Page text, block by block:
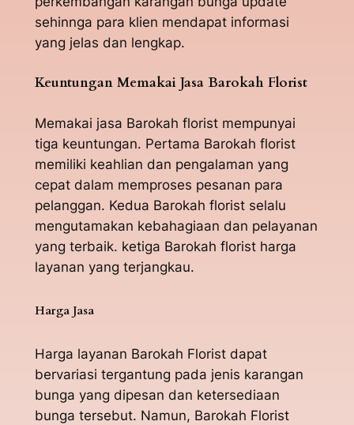
sehinnga para klien mendapat informasi
yang jelas dan lengkap.
Keuntungan Memakai Jasa Barokah Florist
Memakai jasa Barokah florist mempunyai
tiga keuntungan. Pertama Barokah florist
memiliki keahlian dan pengalaman yang
cepat dalam memproses pesanan para
pelanggan. Kedua Barokah florist selalu
mengutamakan kebahagiaan dan pelayanan
yang terbaik. ketiga Barokah florist harga
layanan yang terjangkau.
Harga Jasa
Harga layanan Barokah Florist dapat
bervariasi tergantung pada jenis karangan
bunga yang dipesan dan ketersediaan
bunga tersebut. Namun, Barokah Florist